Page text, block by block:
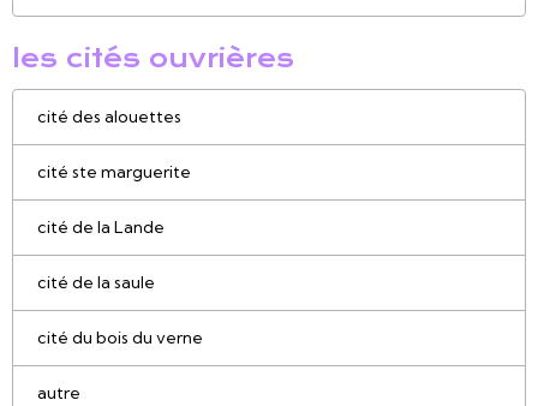
les cités ouvrières
cité des alouettes
cité ste marguerite
cité de la Lande
cité de la saule
cité du bois du verne
autre